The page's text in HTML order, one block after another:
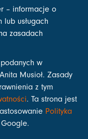
– informacje o
usługach
zasadach
w
Musioł. Zasady
z tym
. Ta strona jest
Polityka
Google.